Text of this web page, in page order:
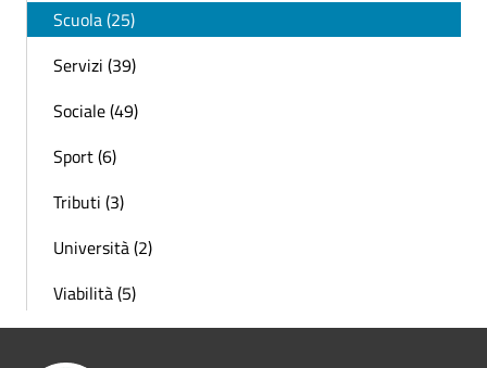
Scuola (25)
Servizi (39)
Sociale (49)
Sport (6)
Tributi (3)
Università (2)
Viabilità (5)